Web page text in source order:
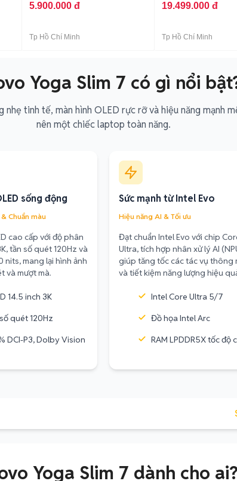
5.900.000 đ
Tp Hồ Chí Minh
19.499.000 đ
Tp Hồ Chí Minh
Yoga Slim 7 có gì nổi
tinh tế, màn hình OLED rực rỡ và hiệu năng mạnh
nên một chiếc laptop toàn năng.
sống động
Chuẩn màu
cao cấp với độ phân
tần số quét 120Hz và
nits, mang lại hình ảnh
và mượt mà.
14.5 inch 3K
quét 120Hz
DCI-P3, Dolby Vision
Sức mạnh từ Intel Evo
Hiệu năng AI & Tối ưu
Đạt chuẩn Intel Evo với chip
Ultra, tích hợp nhân xử lý AI
giúp tăng tốc các tác vụ thông
và tiết kiệm năng lượng hiệu
Intel Core Ultra 5/7
Đồ họa Intel Arc
RAM LPDDR5X tốc độ
Yoga Slim 7 dành cho